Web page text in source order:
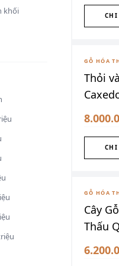
khối
GỖ HÓA
Thỏi
tượng
GỖ HÓA
Cây
Thấu
Phần